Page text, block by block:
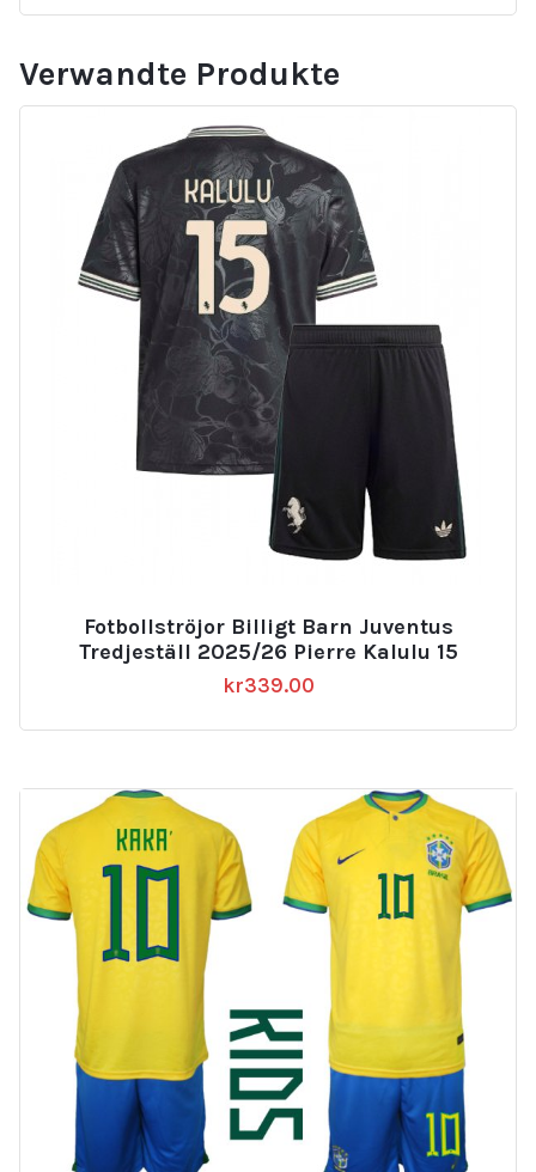
Verwandte Produkte
Fotbollströjor Billigt Barn Juventus
Tredjeställ 2025/26 Pierre Kalulu 15
kr339.00